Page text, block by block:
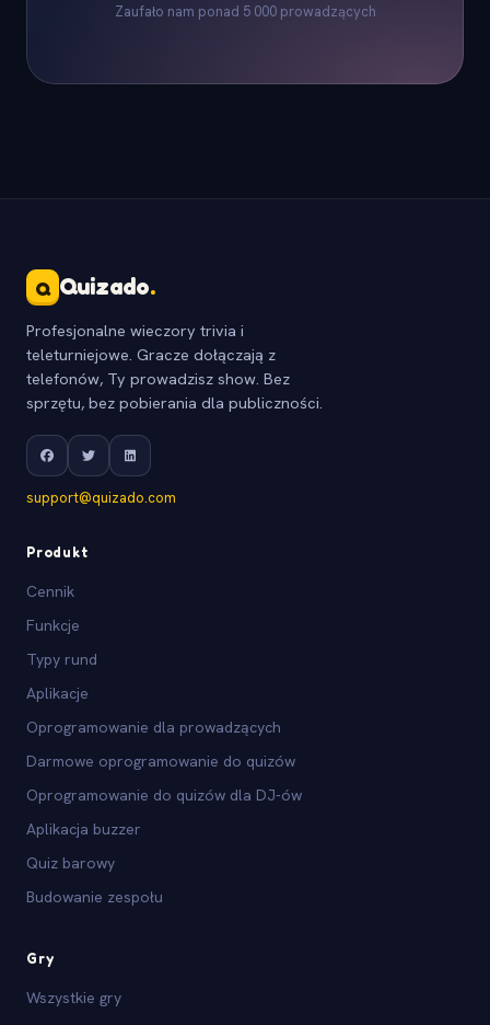
Zaufało nam ponad 5 000 prowadzących
Q Quizado.
Profesjonalne wieczory trivia i
teleturniejowe. Gracze dołączają z
telefonów, Ty prowadzisz show. Bez
sprzętu, bez pobierania dla publiczności.
support@quizado.com
Produkt
Cennik
Funkcje
Typy rund
Aplikacje
Oprogramowanie dla prowadzących
Darmowe oprogramowanie do quizów
Oprogramowanie do quizów dla DJ-ów
Aplikacja buzzer
Quiz barowy
Budowanie zespołu
Gry
Wszystkie gry